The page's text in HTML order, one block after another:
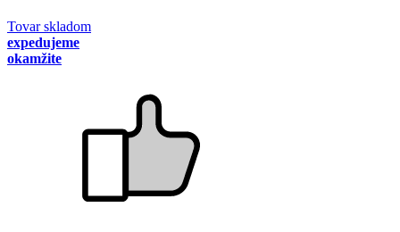
Tovar skladom
expedujeme
okamžite